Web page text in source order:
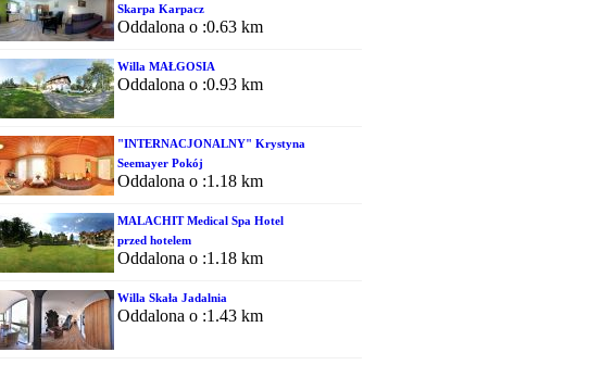
Skarpa Karpacz
Oddalona o :0.63 km
Willa MAŁGOSIA
Oddalona o :0.93 km
"INTERNACJONALNY" Krystyna
Seemayer Pokój
Oddalona o :1.18 km
MALACHIT Medical Spa Hotel
przed hotelem
Oddalona o :1.18 km
Willa Skała Jadalnia
Oddalona o :1.43 km